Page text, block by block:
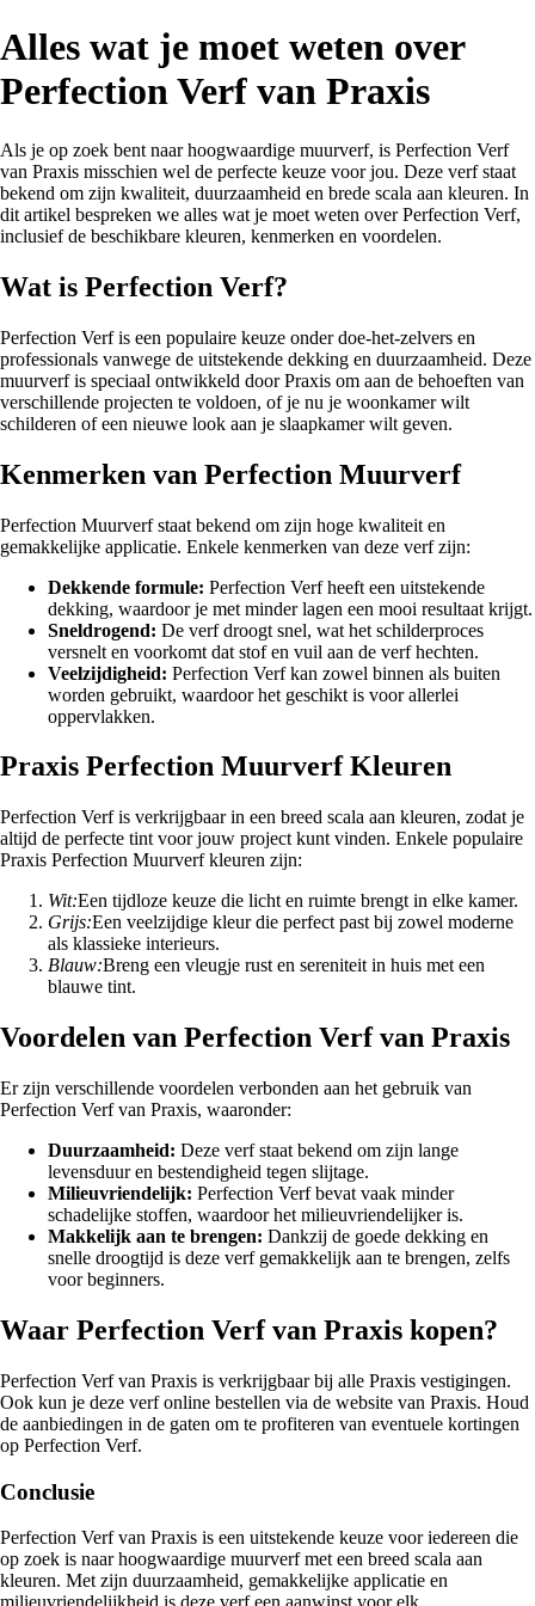
Alles wat je moet weten over
Perfection Verf van Praxis
Als je op zoek bent naar hoogwaardige muurverf, is Perfection Verf
van Praxis misschien wel de perfecte keuze voor jou. Deze verf staat
bekend om zijn kwaliteit, duurzaamheid en brede scala aan kleuren. In
dit artikel bespreken we alles wat je moet weten over Perfection Verf,
inclusief de beschikbare kleuren, kenmerken en voordelen.
Wat is Perfection Verf?
Perfection Verf is een populaire keuze onder doe-het-zelvers en
professionals vanwege de uitstekende dekking en duurzaamheid. Deze
muurverf is speciaal ontwikkeld door Praxis om aan de behoeften van
verschillende projecten te voldoen, of je nu je woonkamer wilt
schilderen of een nieuwe look aan je slaapkamer wilt geven.
Kenmerken van Perfection Muurverf
Perfection Muurverf staat bekend om zijn hoge kwaliteit en
gemakkelijke applicatie. Enkele kenmerken van deze verf zijn:
Dekkende formule: Perfection Verf heeft een uitstekende
dekking, waardoor je met minder lagen een mooi resultaat krijgt.
Sneldrogend: De verf droogt snel, wat het schilderproces
versnelt en voorkomt dat stof en vuil aan de verf hechten.
Veelzijdigheid: Perfection Verf kan zowel binnen als buiten
worden gebruikt, waardoor het geschikt is voor allerlei
oppervlakken.
Praxis Perfection Muurverf Kleuren
Perfection Verf is verkrijgbaar in een breed scala aan kleuren, zodat je
altijd de perfecte tint voor jouw project kunt vinden. Enkele populaire
Praxis Perfection Muurverf kleuren zijn:
Wit:Een tijdloze keuze die licht en ruimte brengt in elke kamer.
Grijs:Een veelzijdige kleur die perfect past bij zowel moderne
als klassieke interieurs.
Blauw:Breng een vleugje rust en sereniteit in huis met een
blauwe tint.
Voordelen van Perfection Verf van Praxis
Er zijn verschillende voordelen verbonden aan het gebruik van
Perfection Verf van Praxis, waaronder:
Duurzaamheid: Deze verf staat bekend om zijn lange
levensduur en bestendigheid tegen slijtage.
Milieuvriendelijk: Perfection Verf bevat vaak minder
schadelijke stoffen, waardoor het milieuvriendelijker is.
Makkelijk aan te brengen: Dankzij de goede dekking en
snelle droogtijd is deze verf gemakkelijk aan te brengen, zelfs
voor beginners.
Waar Perfection Verf van Praxis kopen?
Perfection Verf van Praxis is verkrijgbaar bij alle Praxis vestigingen.
Ook kun je deze verf online bestellen via de website van Praxis. Houd
de aanbiedingen in de gaten om te profiteren van eventuele kortingen
op Perfection Verf.
Conclusie
Perfection Verf van Praxis is een uitstekende keuze voor iedereen die
op zoek is naar hoogwaardige muurverf met een breed scala aan
kleuren. Met zijn duurzaamheid, gemakkelijke applicatie en